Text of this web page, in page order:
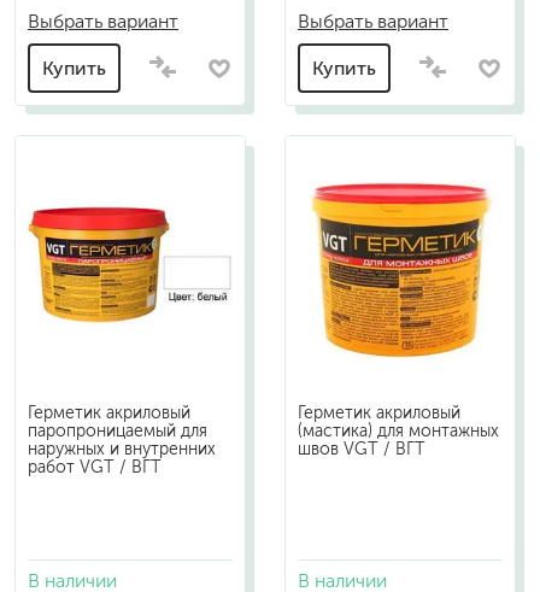
Выбрать вариант
Купить
Выбрать вариант
Купить
Герметик акриловый
паропроницаемый для
наружных и внутренних
работ VGT / ВГТ
В наличии
Герметик акриловый
(мастика) для монтажных
швов VGT / ВГТ
В наличии